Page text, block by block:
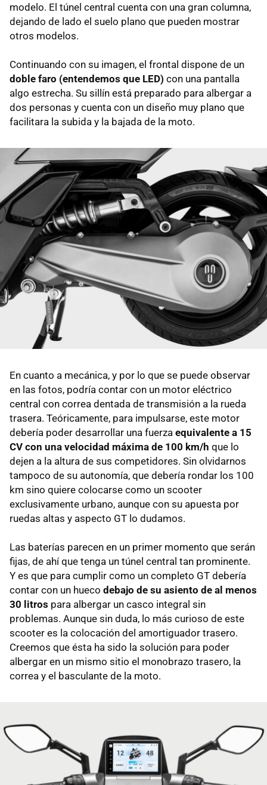
modelo. El túnel central cuenta con una gran columna,
dejando de lado el suelo plano que pueden mostrar
otros modelos.
Continuando con su imagen, el frontal dispone de un
doble faro (entendemos que LED) con una pantalla
algo estrecha. Su sillín está preparado para albergar a
dos personas y cuenta con un diseño muy plano que
facilitara la subida y la bajada de la moto.
En cuanto a mecánica, y por lo que se puede observar
en las fotos, podría contar con un motor eléctrico
central con correa dentada de transmisión a la rueda
trasera. Teóricamente, para impulsarse, este motor
debería poder desarrollar una fuerza equivalente a 15
CV con una velocidad máxima de 100 km/h que lo
dejen a la altura de sus competidores. Sin olvidarnos
tampoco de su autonomía, que debería rondar los 100
km sino quiere colocarse como un scooter
exclusivamente urbano, aunque con su apuesta por
ruedas altas y aspecto GT lo dudamos.
Las baterías parecen en un primer momento que serán
fijas, de ahí que tenga un túnel central tan prominente.
Y es que para cumplir como un completo GT debería
contar con un hueco debajo de su asiento de al menos
30 litros para albergar un casco integral sin
problemas. Aunque sin duda, lo más curioso de este
scooter es la colocación del amortiguador trasero.
Creemos que ésta ha sido la solución para poder
albergar en un mismo sitio el monobrazo trasero, la
correa y el basculante de la moto.